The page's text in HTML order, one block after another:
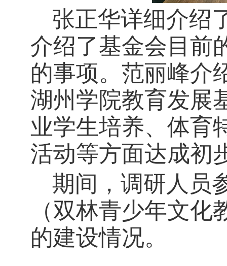
张正华详细介绍
介绍了基金会目前
的事项。范丽峰介
湖州学院教育发展
业学生培养、体育
活动等方面达成初
期间，调研人员
（双林青少年文
的建设情况。